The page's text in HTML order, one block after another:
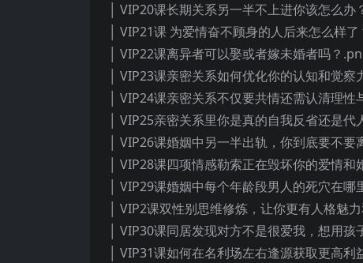
│ VIP20课长期关系另一半不上进你该怎么办
│ VIP21课 为爱情奋不顾身的人后来怎么样
│ VIP22课离异者可以娶或者嫁未婚者吗？
│ VIP23课亲密关系如何优化你的认知和觉察
│ VIP24课亲密关系不仅要共情还需认清理
│ VIP25亲密关系里你是真的自我反省还是
│ VIP26课婚姻中另一半出轨，你到底要不
│ VIP28课四项情感勒索正在毁坏你的爱情和
│ VIP29课婚姻中每个年龄段男人的死穴在哪
│ VIP2课双性别思维修炼，让你更有人格魅
│ VIP30课同居发现对方不是很爱我，想用
│ VIP31课如何在名利场左右逢源获取更高利